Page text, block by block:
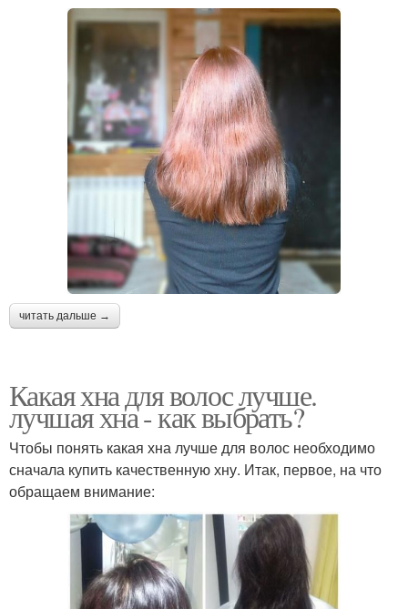
читать дальше →
Какая хна для волос лучше.
лучшая хна - как выбрать?
Чтобы понять какая хна лучше для волос необходимо
сначала купить качественную хну. Итак, первое, на что
обращаем внимание: